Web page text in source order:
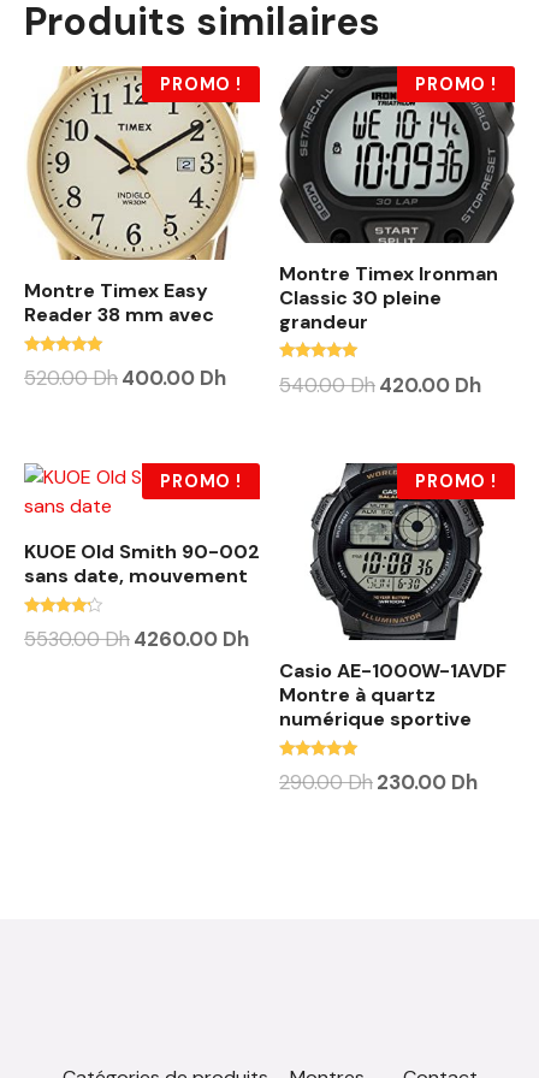
Produits similaires
PROMO !
Montre Timex Easy
Reader 38 mm avec
4.75
520.00Dh400.00 Dh
PROMO !
Montre Timex Ironman
Classic 30 pleine
grandeur
5.00
540.00Dh420.00 Dh
PROMO !
KUOE Old Smith 90-002
sans date, mouvement
4.00
5530.00Dh4260.00 Dh
PROMO !
Casio AE-1000W-1AVDF
Montre à quartz
numérique sportive
4.88
290.00Dh230.00 Dh